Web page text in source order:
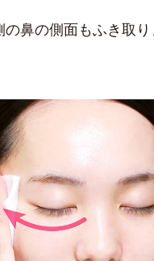
鼻の側面もふき取り